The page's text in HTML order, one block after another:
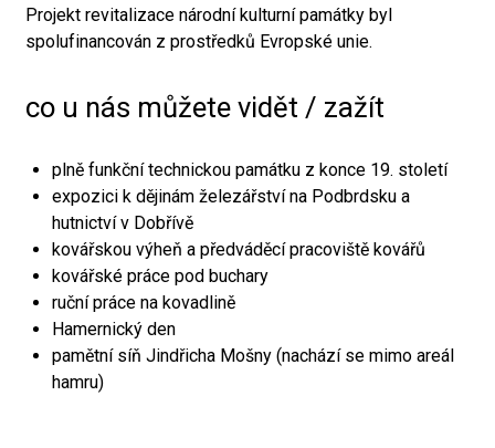
Projekt revitalizace národní kulturní památky byl
spolufinancován z prostředků Evropské unie.
co u nás můžete vidět / zažít
plně funkční technickou památku z konce 19. století
expozici k dějinám železářství na Podbrdsku a
hutnictví v Dobřívě
kovářskou výheň a předváděcí pracoviště kovářů
kovářské práce pod buchary
ruční práce na kovadlině
Hamernický den
pamětní síň Jindřicha Mošny (nachází se mimo areál
hamru)